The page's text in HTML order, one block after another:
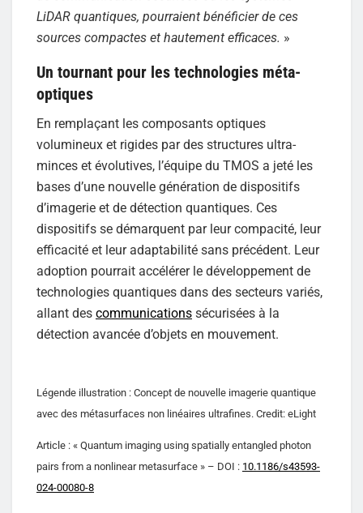
LiDAR quantiques, pourraient bénéficier de ces
sources compactes et hautement efficaces. »
Un tournant pour les technologies méta-
optiques
En remplaçant les composants optiques
volumineux et rigides par des structures ultra-
minces et évolutives, l’équipe du TMOS a jeté les
bases d’une nouvelle génération de dispositifs
d’imagerie et de détection quantiques. Ces
dispositifs se démarquent par leur compacité, leur
efficacité et leur adaptabilité sans précédent. Leur
adoption pourrait accélérer le développement de
technologies quantiques dans des secteurs variés,
allant des communications sécurisées à la
détection avancée d’objets en mouvement.
Légende illustration : Concept de nouvelle imagerie quantique
avec des métasurfaces non linéaires ultrafines. Credit: eLight
Article : « Quantum imaging using spatially entangled photon
pairs from a nonlinear metasurface » – DOI : 10.1186/s43593-
024-00080-8